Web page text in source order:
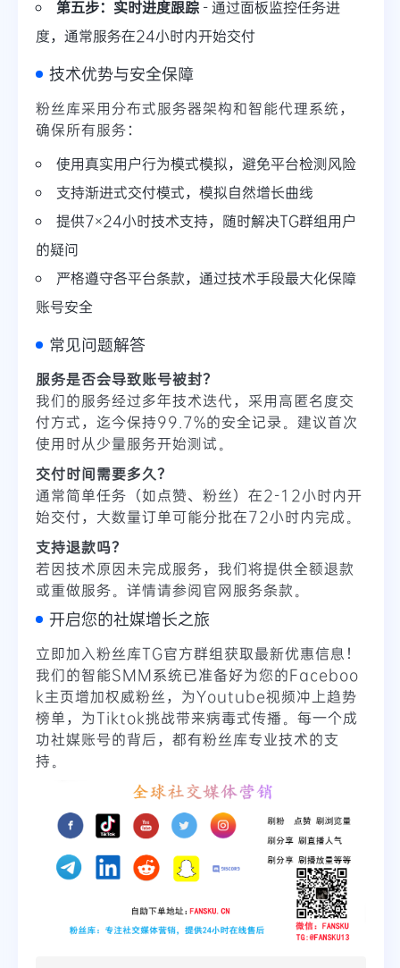
第五步：实时进度跟踪 - 通过面板监控任务进
度，通常服务在24小时内开始交付
技术优势与安全保障
粉丝库采用分布式服务器架构和智能代理系统，
确保所有服务：
使用真实用户行为模式模拟，避免平台检测风险
支持渐进式交付模式，模拟自然增长曲线
提供7×24小时技术支持，随时解决TG群组用户
的疑问
严格遵守各平台条款，通过技术手段最大化保障
账号安全
常见问题解答
服务是否会导致账号被封？
我们的服务经过多年技术迭代，采用高匿名度交
付方式，迄今保持99.7%的安全记录。建议首次
使用时从少量服务开始测试。
交付时间需要多久？
通常简单任务（如点赞、粉丝）在2-12小时内开
始交付，大数量订单可能分批在72小时内完成。
支持退款吗？
若因技术原因未完成服务，我们将提供全额退款
或重做服务。详情请参阅官网服务条款。
开启您的社媒增长之旅
立即加入粉丝库TG官方群组获取最新优惠信息！
我们的智能SMM系统已准备好为您的Faceboo
k主页增加权威粉丝，为Youtube视频冲上趋势
榜单，为Tiktok挑战带来病毒式传播。每一个成
功社媒账号的背后，都有粉丝库专业技术的支
持。